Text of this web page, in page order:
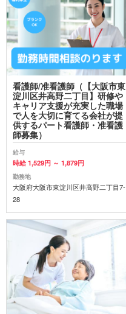
看護師/准看護師（【大阪市東
淀川区井高野二丁目】研修や
キャリア支援が充実した職場
で人を大切に育てる会社が提
供するパート看護師・准看護
師募集）
給与
時給 1,529円 ～ 1,879円
勤務地
大阪府大阪市東淀川区井高野二丁目7-
28